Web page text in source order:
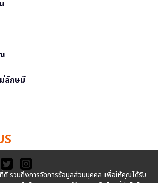
ม่ลักษมี
ดี รวมถึงการจัดการข้อมูลส่วนบุคคล เพื่อให้คุณได้รับ